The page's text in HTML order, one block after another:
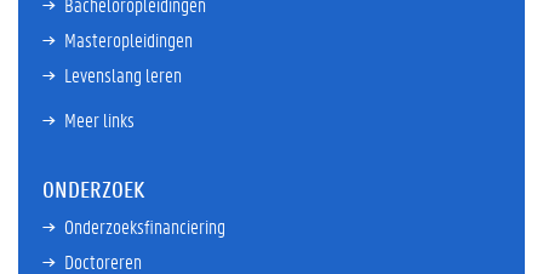
Masteropleidingen
Levenslang leren
Meer links
ONDERZOEK
Onderzoeksfinanciering
Doctoreren